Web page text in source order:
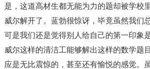
是，这道高材生都无能为力的题却被学校
威尔解开了。蓝勃很惊讶，毕竟虽然我们
可是我们还是觉得别人给自己的第一印象
威尔这样的清洁工能够解出这样的数学题
应是无比震惊的，甚至还有愉悦的感觉。